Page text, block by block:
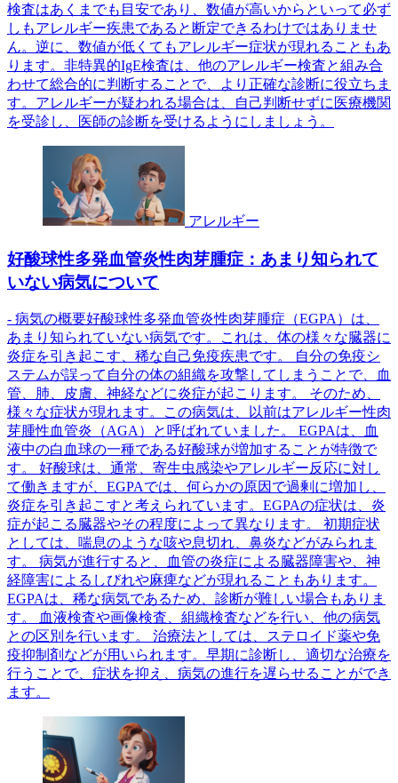
検査はあくまでも目安であり、数値が高いからといって必ず
しもアレルギー疾患であると断定できるわけではありませ
ん。逆に、数値が低くてもアレルギー症状が現れることもあ
ります。非特異的IgE検査は、他のアレルギー検査と組み合
わせて総合的に判断することで、より正確な診断に役立ちま
す。アレルギーが疑われる場合は、自己判断せずに医療機関
を受診し、医師の診断を受けるようにしましょう。
アレルギー
好酸球性多発血管炎性肉芽腫症：あまり知られて
いない病気について
- 病気の概要好酸球性多発血管炎性肉芽腫症（EGPA）は、
あまり知られていない病気です。これは、体の様々な臓器に
炎症を引き起こす、稀な自己免疫疾患です。 自分の免疫シ
ステムが誤って自分の体の組織を攻撃してしまうことで、血
管、肺、皮膚、神経などに炎症が起こります。 そのため、
様々な症状が現れます。この病気は、以前はアレルギー性肉
芽腫性血管炎（AGA）と呼ばれていました。 EGPAは、血
液中の白血球の一種である好酸球が増加することが特徴で
す。 好酸球は、通常、寄生虫感染やアレルギー反応に対し
て働きますが、EGPAでは、何らかの原因で過剰に増加し、
炎症を引き起こすと考えられています。EGPAの症状は、炎
症が起こる臓器やその程度によって異なります。 初期症状
としては、喘息のような咳や息切れ、鼻炎などがみられま
す。 病気が進行すると、血管の炎症による臓器障害や、神
経障害によるしびれや麻痺などが現れることもあります。
EGPAは、稀な病気であるため、診断が難しい場合もありま
す。 血液検査や画像検査、組織検査などを行い、他の病気
との区別を行います。 治療法としては、ステロイド薬や免
疫抑制剤などが用いられます。早期に診断し、適切な治療を
行うことで、症状を抑え、病気の進行を遅らせることができ
ます。